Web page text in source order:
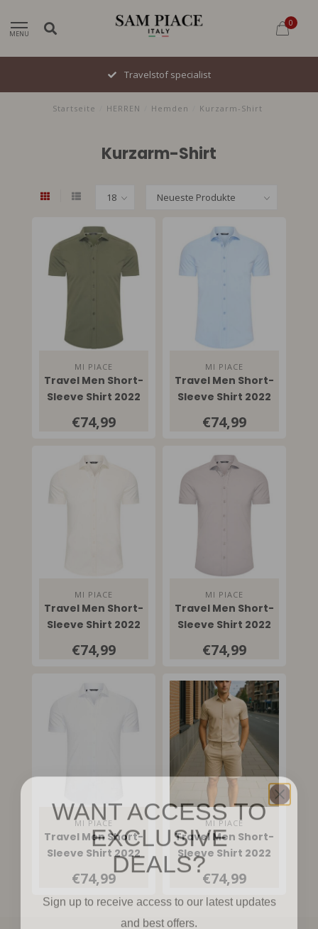
MENU
0
Travelstof specialist
Startseite HERREN Hemden Kurzarm-Shirt
Kurzarm-Shirt
MI PIACE
Travel Men Short-
Sleeve Shirt 2022
€74,99
MI PIACE
Travel Men Short-
Sleeve Shirt 2022
€74,99
MI PIACE
Travel Men Short-
Sleeve Shirt 2022
€74,99
MI PIACE
Travel Men Short-
Sleeve Shirt 2022
€74,99
MI PIACE
Travel Men Short-
Sleeve Shirt 2022
€74,99
MI PIACE
Travel Men Short-
Sleeve Shirt 2022
€74,99
WANT ACCESS TO
EXCLUSIVE
DEALS?